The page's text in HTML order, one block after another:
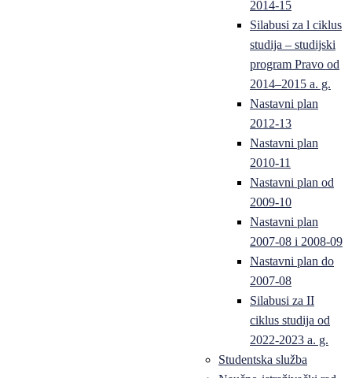
2014-15
Silabusi za l ciklus
studija – studijski
program Pravo od
2014–2015 a. g.
Nastavni plan
2012-13
Nastavni plan
2010-11
Nastavni plan od
2009-10
Nastavni plan
2007-08 i 2008-09
Nastavni plan do
2007-08
Silabusi za II
ciklus studija od
2022-2023 a. g.
Studentska služba